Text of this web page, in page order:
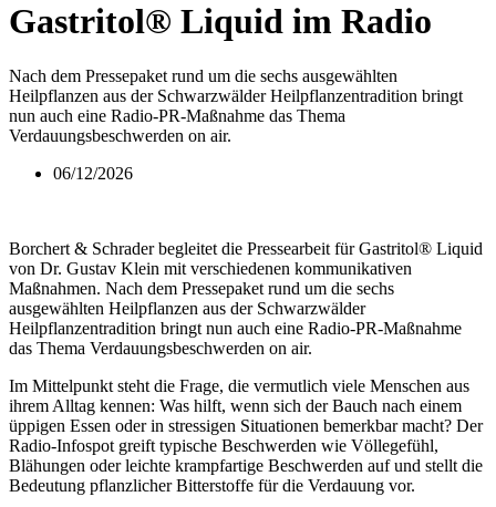
Gastritol® Liquid im Radio
Nach dem Pressepaket rund um die sechs ausgewählten
Heilpflanzen aus der Schwarzwälder Heilpflanzentradition bringt
nun auch eine Radio-PR-Maßnahme das Thema
Verdauungsbeschwerden on air.
06/12/2026
Borchert & Schrader begleitet die Pressearbeit für Gastritol® Liquid
von Dr. Gustav Klein mit verschiedenen kommunikativen
Maßnahmen. Nach dem Pressepaket rund um die sechs
ausgewählten Heilpflanzen aus der Schwarzwälder
Heilpflanzentradition bringt nun auch eine Radio-PR-Maßnahme
das Thema Verdauungsbeschwerden on air.
Im Mittelpunkt steht die Frage, die vermutlich viele Menschen aus
ihrem Alltag kennen: Was hilft, wenn sich der Bauch nach einem
üppigen Essen oder in stressigen Situationen bemerkbar macht? Der
Radio-Infospot greift typische Beschwerden wie Völlegefühl,
Blähungen oder leichte krampfartige Beschwerden auf und stellt die
Bedeutung pflanzlicher Bitterstoffe für die Verdauung vor.